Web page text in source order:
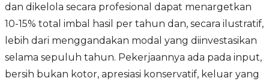
dan dikelola secara profesional dapat menargetkan
10-15% total imbal hasil per tahun dan, secara ilustratif,
lebih dari menggandakan modal yang diinvestasikan
selama sepuluh tahun. Pekerjaannya ada pada input,
bersih bukan kotor, apresiasi konservatif, keluar yang